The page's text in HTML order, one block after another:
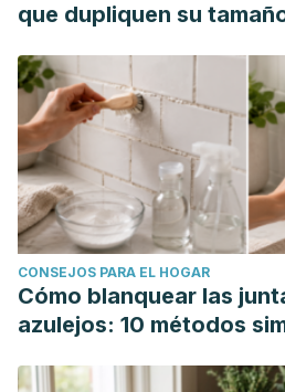
que dupliquen su
CONSEJOS PARA EL HOGAR
Cómo blanquear las
azulejos: 10 métodos